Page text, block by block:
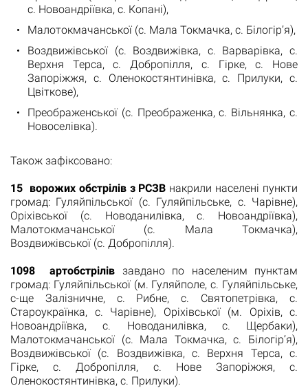
с. Новоандріївка, с. Копані),
Малотокмачанської (с. Мала Токмачка, с. Білогір’я),
Воздвижівської (с. Воздвижівка, с. Варварівка, с.
Верхня Терса, с. Добропілля, с. Гірке, с. Нове
Запоріжжя, с. Оленокостянтинівка, с. Прилуки, с.
Цвіткове),
Преображенської (с. Преображенка, с. Вільнянка, с.
Новоселівка).
Також зафіксовано:
15 ворожих обстрілів з РСЗВ накрили населені пункти
громад: Гуляйпільської (с. Гуляйпільське, с. Чарівне),
Оріхівської (с. Новоданилівка, с. Новоандріївка),
Малотокмачанської (с. Мала Токмачка),
Воздвижівської (с. Добропілля).
1098 артобстрілів завдано по населеним пунктам
громад: Гуляйпільської (м. Гуляйполе, с. Гуляйпільське,
с-ще Залізничне, с. Рибне, с. Святопетрівка, с.
Староукраїнка, с. Чарівне), Оріхівської (м. Оріхів, с.
Новоандріївка, с. Новоданилівка, с. Щербаки),
Малотокмачанської (с. Мала Токмачка, с. Білогір’я),
Воздвижівської (с. Воздвижівка, с. Верхня Терса, с.
Гірке, с. Добропілля, с. Нове Запоріжжя, с.
Оленокостянтинівка, с. Прилуки).